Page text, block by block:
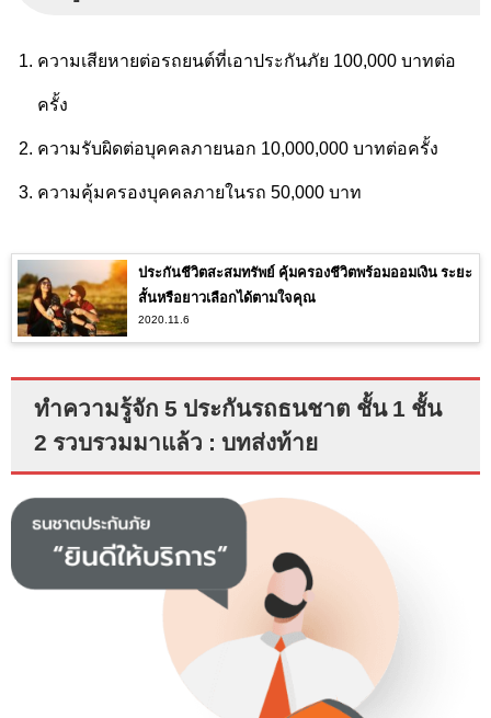
ความเสียหายต่อรถยนต์ที่เอาประกันภัย 100,000 บาทต่อ
ครั้ง
ความรับผิดต่อบุคคลภายนอก 10,000,000 บาทต่อครั้ง
ความคุ้มครองบุคคลภายในรถ 50,000 บาท
ประกันชีวิตสะสมทรัพย์ คุ้มครองชีวิตพร้อมออมเงิน ระยะ
สั้นหรือยาวเลือกได้ตามใจคุณ
2020.11.6
ทำความรู้จัก 5 ประกันรถธนชาต ชั้น 1 ชั้น
2 รวบรวมมาแล้ว : บทส่งท้าย